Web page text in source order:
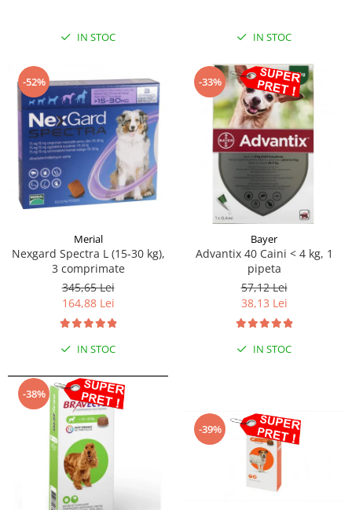
IN STOC IN STOC
-52%
Merial
Nexgard Spectra L (15-30 kg),
3 comprimate
345,65 Lei
164,88 Lei
IN STOC
-33%
Bayer
Advantix 40 Caini < 4 kg, 1
pipeta
57,12 Lei
38,13 Lei
IN STOC
-38%
-39%